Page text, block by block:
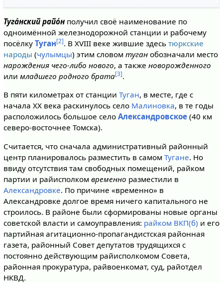
Туга́нский райо́нполучил своё наименование по
одноимённой железнодорожной станции и рабочему
посёлку Туган[2]. В XVIII веке жившие здесь тюркские
народы (чулымцы) этим словом туганобозначали место
нарождения чего-либо нового, а также новорожденного
или младшего родного брата[3].
В пяти километрах от станции Туган, в месте, где с
начала XX века раскинулось село Малиновка, в те годы
расположилось большое село Александровское(40 км
северо-восточнее Томска).
Считается, что сначала административный районный
центр планировалось разместить в самом Тугане. Но
ввиду отсутствия там свободных помещений, райком
партии и райисполком временно разместили в
Александровке. По причине «временно» в
Александровке долгое время ничего капитального не
строилось. В районе были сформированы новые органы
советской власти и самоуправления: райком ВКП(б) и его
партийная агитационно-пропагандистская районная
газета, районный Совет депутатов трудящихся с
постоянно действующим райисполкомом Совета,
районная прокуратура, райвоенкомат, суд, райотдел
НКВД.